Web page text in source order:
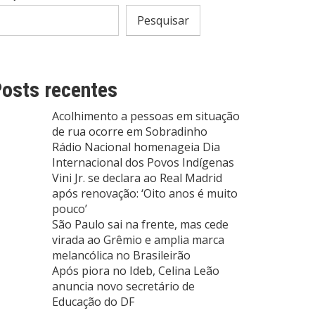
Pesquisar
recentes
Acolhimento a pessoas em situação
de rua ocorre em Sobradinho
Rádio Nacional homenageia Dia
Internacional dos Povos Indígenas
Vini Jr. se declara ao Real Madrid
após renovação: ‘Oito anos é muito
pouco’
São Paulo sai na frente, mas cede
virada ao Grêmio e amplia marca
melancólica no Brasileirão
Após piora no Ideb, Celina Leão
anuncia novo secretário de
Educação do DF